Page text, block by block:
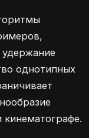
однотипных